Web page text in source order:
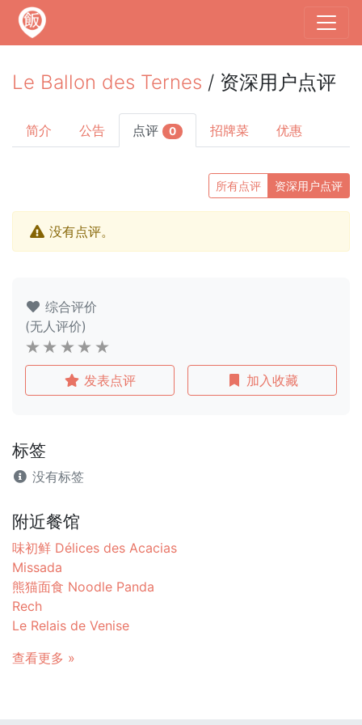
Le Ballon des Ternes / 资深用户点评
简介 公告 点评 0 招牌菜 优惠
所有点评 资深用户点评
没有点评。
综合评价
(无人评价)
发表点评 加入收藏
标签
没有标签
附近餐馆
味初鲜 Délices des Acacias
Missada
熊猫面食 Noodle Panda
Rech
Le Relais de Venise
查看更多 »